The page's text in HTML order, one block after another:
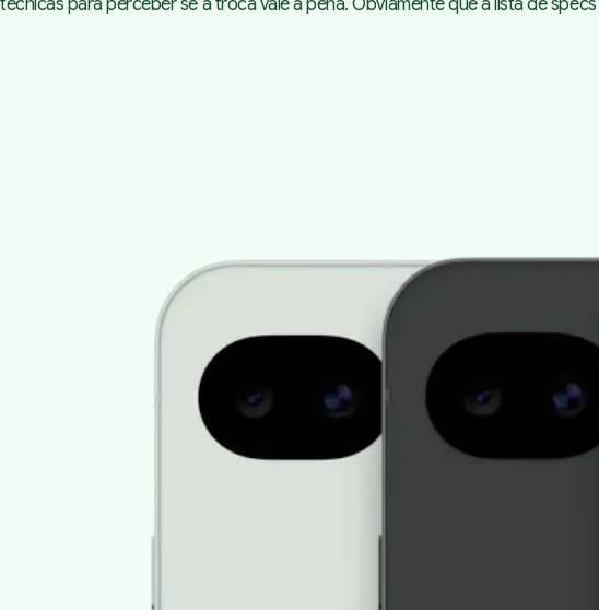
técnicas para perceber se a troca vale a pena. Obviamente que a lista despecs